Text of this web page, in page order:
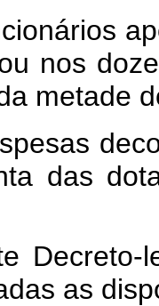
nos
metade
das
lei
as